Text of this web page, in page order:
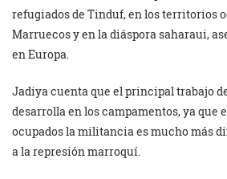
refugiados de Tinduf, en los territorios
Marruecos y en la diáspora saharaui,
en Europa.
Jadiya cuenta que el principal trabajo
desarrolla en los campamentos, ya que
ocupados la militancia es mucho más
a la represión marroquí.